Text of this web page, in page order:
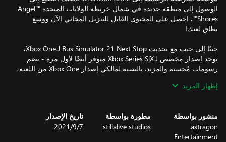
الوصول إلى منطقة جديدة في شمال خريطة الولايات المتحدة ""Angel
Shores"". احصل على المحتوى القابل للتنزيل المجاني الآن ووسع
جنبًا إلى جنب مع تحديث Bus Simulator 21 Next Stop لـXbox One،
يوجد إصدار مخصص لـXbox Series S|X متوفر أيضًا لأول مرة - يضم
رسومات مُحسنة والمزيد. بالنسبة لمالكي إصدار Xbox One من اللعبة،
إصلاحات الأخطاء وتحسينات اللعبة للحصول على طريقة لعب أكثر
إظهار المزيد
منشور بواسطة
astragon
Entertainment
مطورة بواسطة
stillalive studios
تاريخ الإصدار
7‏/9‏/2021